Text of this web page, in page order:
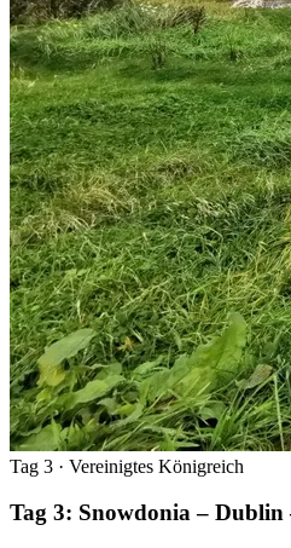
Tag 3 · Vereinigtes Königreich
Tag 3: Snowdonia – Dublin